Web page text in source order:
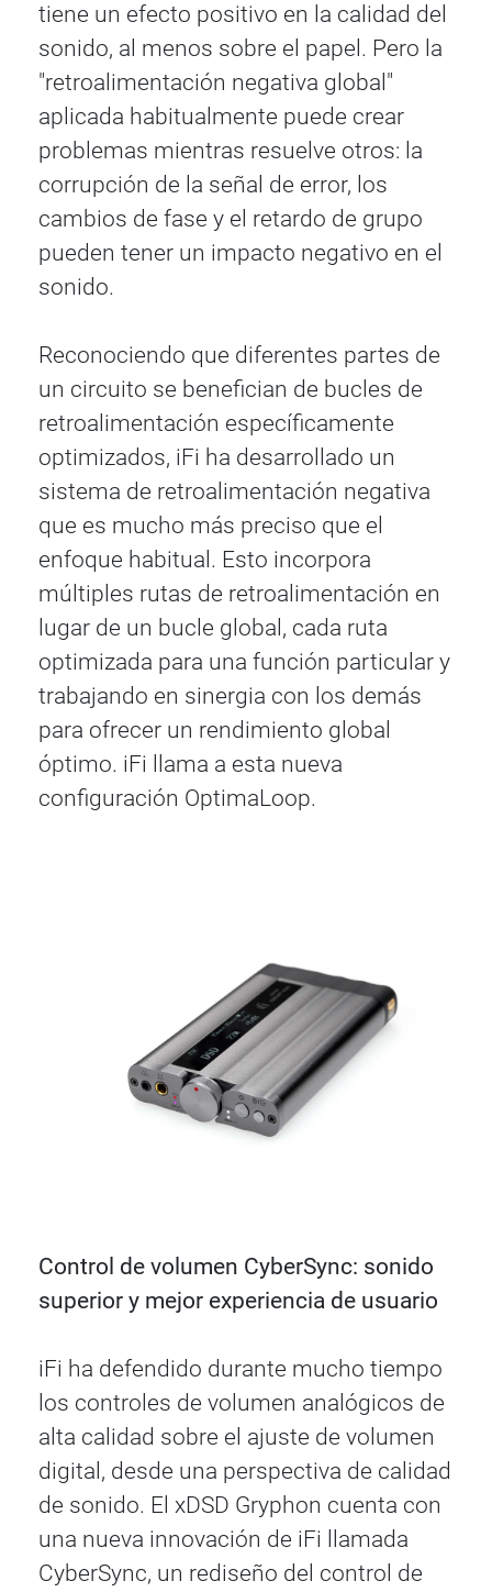
tiene un efecto positivo en la calidad del
sonido, al menos sobre el papel. Pero la
"retroalimentación negativa global"
aplicada habitualmente puede crear
problemas mientras resuelve otros: la
corrupción de la señal de error, los
cambios de fase y el retardo de grupo
pueden tener un impacto negativo en el
sonido.
Reconociendo que diferentes partes de
un circuito se benefician de bucles de
retroalimentación específicamente
optimizados, iFi ha desarrollado un
sistema de retroalimentación negativa
que es mucho más preciso que el
enfoque habitual. Esto incorpora
múltiples rutas de retroalimentación en
lugar de un bucle global, cada ruta
optimizada para una función particular y
trabajando en sinergia con los demás
para ofrecer un rendimiento global
óptimo. iFi llama a esta nueva
configuración OptimaLoop.
Control de volumen CyberSync: sonido
superior y mejor experiencia de usuario
iFi ha defendido durante mucho tiempo
los controles de volumen analógicos de
alta calidad sobre el ajuste de volumen
digital, desde una perspectiva de calidad
de sonido. El xDSD Gryphon cuenta con
una nueva innovación de iFi llamada
CyberSync, un rediseño del control de